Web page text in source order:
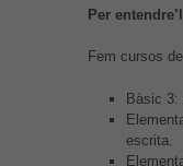
Per
Fem cursos
Bàsic 3:
escrita.